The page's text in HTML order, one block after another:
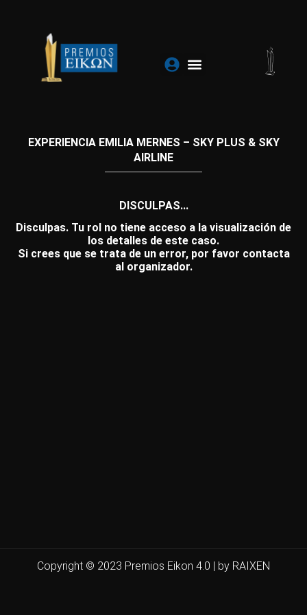
contenido
EXPERIENCIA EMILIA MERNES – SKY PLUS & SKY
AIRLINE
DISCULPAS...
Disculpas. Tu rol no tiene acceso a la visualización de
los detalles de este caso.
Si crees que se trata de un error, por favor contacta
al organizador.
Copyright © 2023 Premios Eikon 4.0 | by RAIXEN